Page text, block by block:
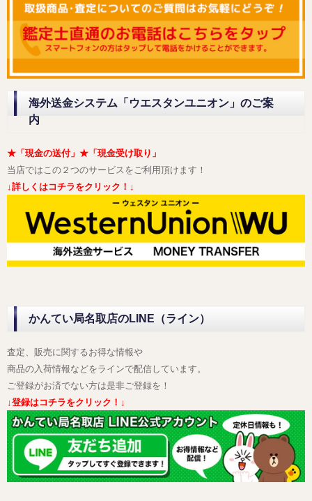
海外送金システム「ウエスタンユニオン」のご案
内
★「現金の送付」★「現金受け取り」
当店ではこの２つのサービスをご利用頂けます！
↓詳しくはコチラをクリック！↓
かんてい局名取店のLINE（ライン）
査定、販売に関するお得な情報や
商品の入荷情報などをラインで配信しています。
ご登録がお済でない方は是非ご登録を！
↓登録はコチラをクリック！↓